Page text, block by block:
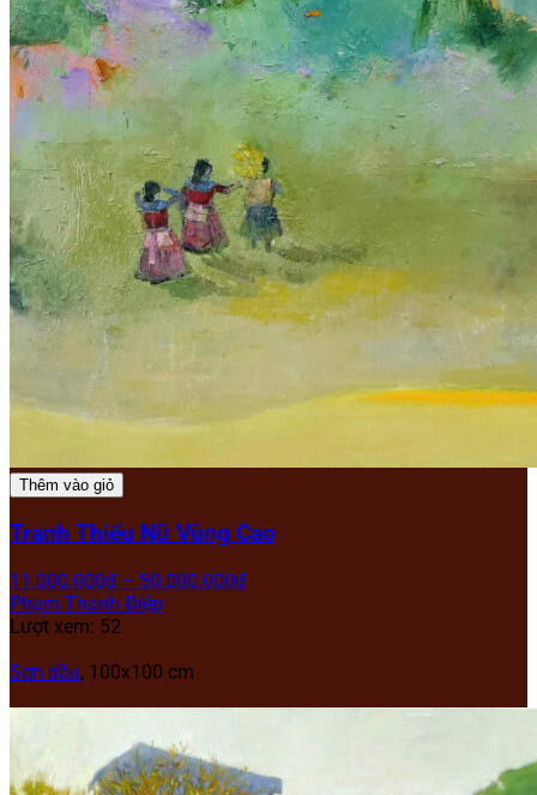
Thêm vào giỏ
Tranh Thiếu Nữ Vùng Cao
11.000.000₫ – 50.000.000₫
Phạm Thanh Điệp
Lượt xem: 52
Sơn dầu, 100x100 cm